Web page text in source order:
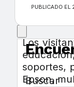
Buscar
PUBLICADO EL
Los
soportes,
Epson,